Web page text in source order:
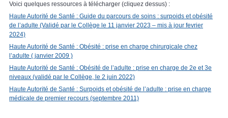
Voici quelques ressources à télécharger (cliquez dessus) :
Haute Autorité de Santé : Guide du parcours de soins : surpoids et obésité
de l’adulte (Validé par le Collège le 11 janvier 2023 – mis à jour fevrier
2024)
Haute Autorité de Santé : Obésité : prise en charge chirurgicale chez
l’adulte ( janvier 2009 )
Haute Autorité de Santé : Obésité de l’adulte : prise en charge de 2e et 3e
niveaux (validé par le Collège, le 2 juin 2022)
Haute Autorité de Santé : Surpoids et obésité de l’adulte : prise en charge
médicale de premier recours (septembre 2011)